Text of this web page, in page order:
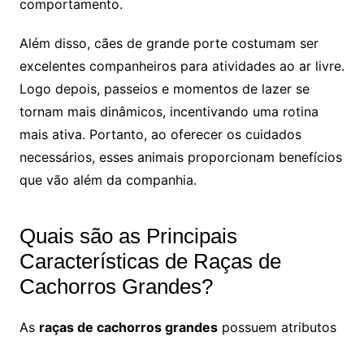
comportamento.
Além disso, cães de grande porte costumam ser
excelentes companheiros para atividades ao ar livre.
Logo depois, passeios e momentos de lazer se
tornam mais dinâmicos, incentivando uma rotina
mais ativa. Portanto, ao oferecer os cuidados
necessários, esses animais proporcionam benefícios
que vão além da companhia.
Quais são as Principais
Características de Raças de
Cachorros Grandes?
As raças de cachorros grandespossuem atributos